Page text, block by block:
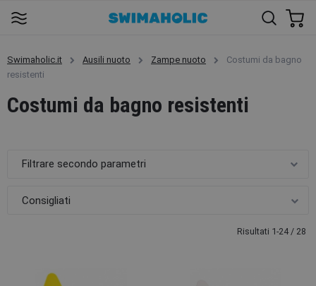
Swimaholic.it Ausili nuoto Zampe nuoto
Costumi da bagno
resistenti
Costumi da bagno resistenti
Filtrare secondo parametri
Risultati 1-24 / 28